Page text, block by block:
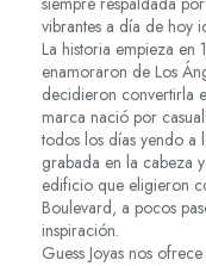
vibrantes a día de hoy
La historia empieza en
enamoraron de Los
decidieron convertirla
marca nació por
todos los días yendo a
grabada en la cabeza
edificio que eligieron
Boulevard, a pocos
inspiración.
Guess Joyas nos